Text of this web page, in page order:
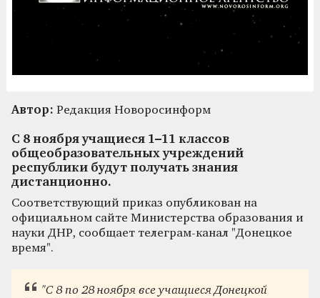
Автор: Редакция Новоросинформ
С 8 ноября учащиеся 1–11 классов
общеобразовательных учреждений
республики будут получать знания
дистанционно.
Соответствующий приказ опубликован на
официальном сайте Министерства образования и
науки ДНР, сообщает телеграм-канал "Донецкое
время".
"С 8 по 28 ноября все учащиеся Донецкой